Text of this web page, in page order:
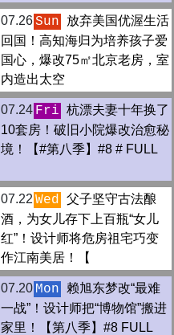
07.26Sun
放弃美国优渥生活
回国！高知海归为培养孩子爱
国心，爆改75㎡北京老房，室
内造出太空
07.24 Fri 杭漂夫妻十年换了
10套房！破旧小院爆改治愈秘
境！【#第八季】#8 # FULL
07.22 Wed 父子坚守古法酿
酒，为女儿存下上百瓶“女儿
红”！设计师将危房祖宅巧变
作江南美居！【
07.20 Mon
赖旭东梦改“最难
一战”！设计师把“博物馆”搬进
家里！【第八季】#8 FULL